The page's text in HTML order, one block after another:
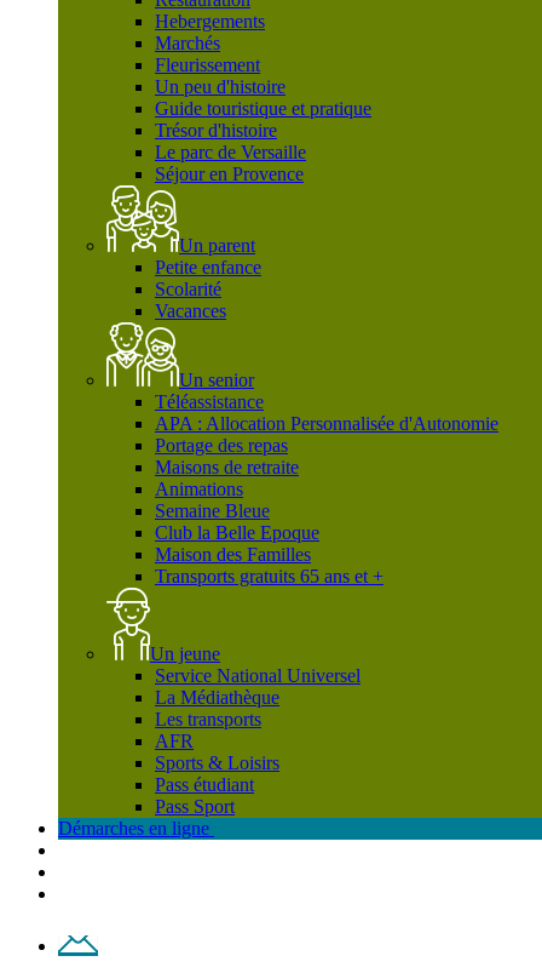
Hebergements
Marchés
Fleurissement
Un peu d'histoire
Guide touristique et pratique
Trésor d'histoire
Le parc de Versaille
Séjour en Provence
Un parent
Petite enfance
Scolarité
Vacances
Un senior
Téléassistance
APA : Allocation Personnalisée d'Autonomie
Portage des repas
Maisons de retraite
Animations
Semaine Bleue
Club la Belle Epoque
Maison des Familles
Transports gratuits 65 ans et +
Un jeune
Service National Universel
La Médiathèque
Les transports
AFR
Sports & Loisirs
Pass étudiant
Pass Sport
Démarches en ligne
Contact